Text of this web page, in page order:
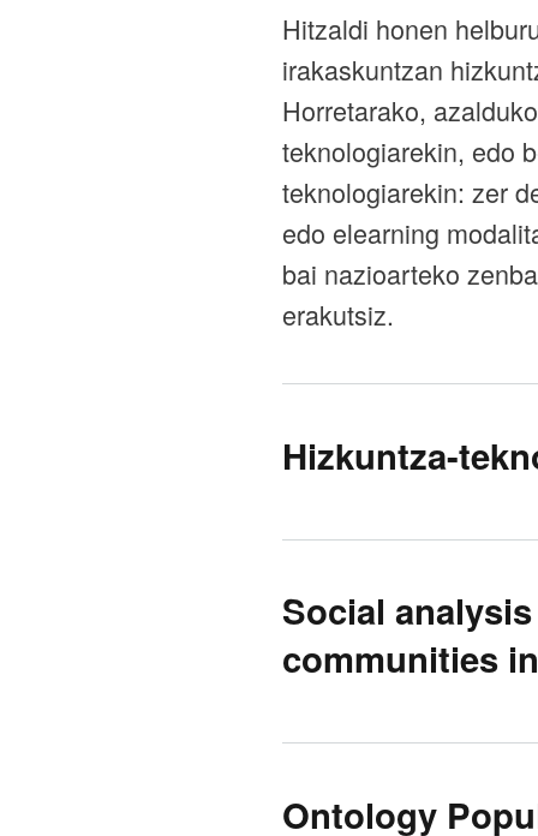
Hitzaldi honen
irakaskuntzan
Horretarako,
teknologiarekin, edo
teknologiarekin: zer
edo elearning
bai nazioarteko
erakutsiz.
Hizkuntza-
Social
communities
Ontology